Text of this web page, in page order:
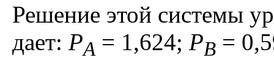
Решение этой системы
дает: PA = 1,624; PB =